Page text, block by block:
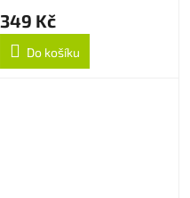
349 Kč
Do košíku